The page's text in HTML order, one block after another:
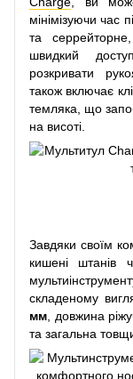
мінімізуючи час
та
швидкий
розкривати
також включає
темляка, що
на висоті.
Завдяки своїм
кишені штанів
складеному
мм , довжина
та загальна